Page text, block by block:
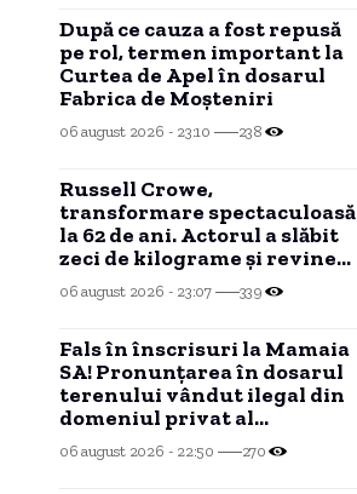
După ce cauza a fost repusă
pe rol, termen important la
Curtea de Apel în dosarul
Fabrica de Moșteniri
06 august 2026 - 23:10 238
Russell Crowe,
transformare spectaculoasă
la 62 de ani. Actorul a slăbit
zeci de kilograme și revine
la silueta din „Gladiatorul”
06 august 2026 - 23:07 339
Fals în înscrisuri la Mamaia
SA! Pronunțarea în dosarul
terenului vândut ilegal din
domeniul privat al
Constanței se apropie.
06 august 2026 - 22:50 270